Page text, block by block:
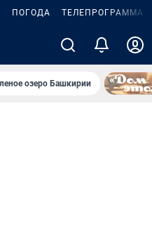
ПОГОДА ТЕЛЕПРОГРАММА
озеро Башкирии